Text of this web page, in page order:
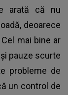
arată că nu
deoarece
mai bine ar
pauze scurte
probleme de
un control de